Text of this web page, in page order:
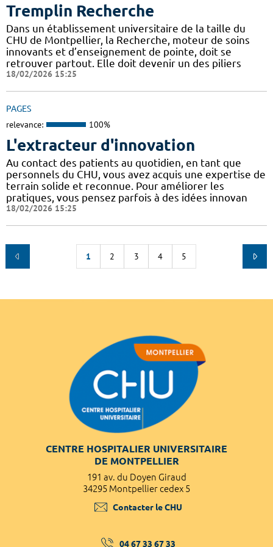
Tremplin Recherche
Dans un établissement universitaire de la taille du
CHU de Montpellier, la Recherche, moteur de soins
innovants et d’enseignement de pointe, doit se
retrouver partout. Elle doit devenir un des piliers
18/02/2026 15:25
PAGES
relevance: 100%
L'extracteur d'innovation
Au contact des patients au quotidien, en tant que
personnels du CHU, vous avez acquis une expertise de
terrain solide et reconnue. Pour améliorer les
pratiques, vous pensez parfois à des idées innovan
18/02/2026 15:25
1 2 3 4 5
CENTRE HOSPITALIER UNIVERSITAIRE
DE MONTPELLIER
191 av. du Doyen Giraud
34295 Montpellier cedex 5
Contacter le CHU
04 67 33 67 33